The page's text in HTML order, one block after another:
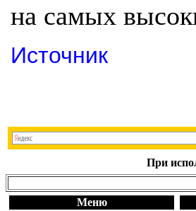
на самых
Источник
При
Меню